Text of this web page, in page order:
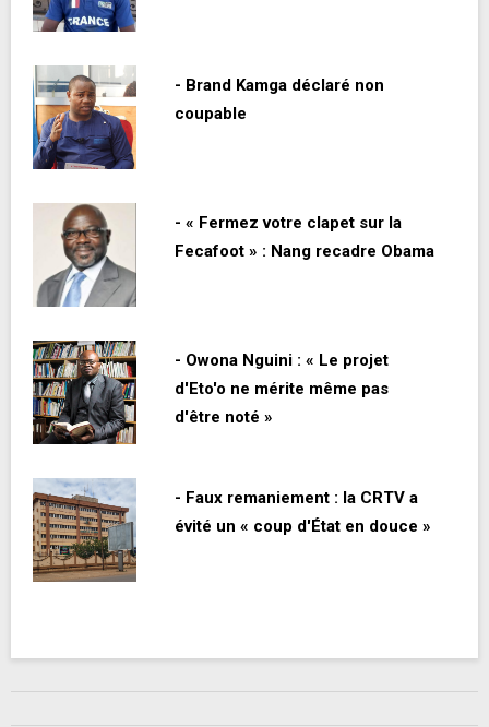
- Brand Kamga déclaré non
coupable
- « Fermez votre clapet sur la
Fecafoot » : Nang recadre Obama
- Owona Nguini : « Le projet
d'Eto'o ne mérite même pas
d'être noté »
- Faux remaniement : la CRTV a
évité un « coup d'État en douce »